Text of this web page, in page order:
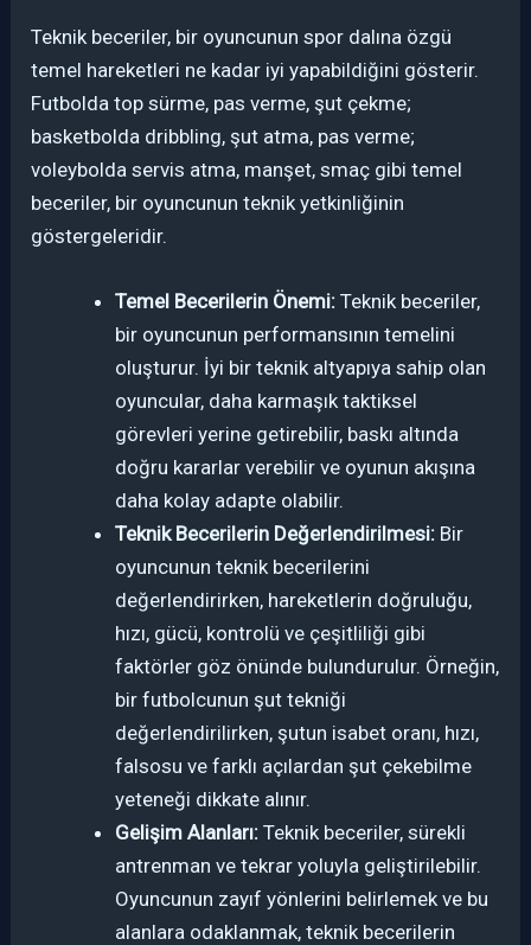
Teknik beceriler, bir oyuncunun spor dalına özgü
temel hareketleri ne kadar iyi yapabildiğini gösterir.
Futbolda top sürme, pas verme, şut çekme;
basketbolda dribbling, şut atma, pas verme;
voleybolda servis atma, manşet, smaç gibi temel
beceriler, bir oyuncunun teknik yetkinliğinin
göstergeleridir.
Temel Becerilerin Önemi: Teknik beceriler,
bir oyuncunun performansının temelini
oluşturur. İyi bir teknik altyapıya sahip olan
oyuncular, daha karmaşık taktiksel
görevleri yerine getirebilir, baskı altında
doğru kararlar verebilir ve oyunun akışına
daha kolay adapte olabilir.
Teknik Becerilerin Değerlendirilmesi: Bir
oyuncunun teknik becerilerini
değerlendirirken, hareketlerin doğruluğu,
hızı, gücü, kontrolü ve çeşitliliği gibi
faktörler göz önünde bulundurulur. Örneğin,
bir futbolcunun şut tekniği
değerlendirilirken, şutun isabet oranı, hızı,
falsosu ve farklı açılardan şut çekebilme
yeteneği dikkate alınır.
Gelişim Alanları: Teknik beceriler, sürekli
antrenman ve tekrar yoluyla geliştirilebilir.
Oyuncunun zayıf yönlerini belirlemek ve bu
alanlara odaklanmak, teknik becerilerin